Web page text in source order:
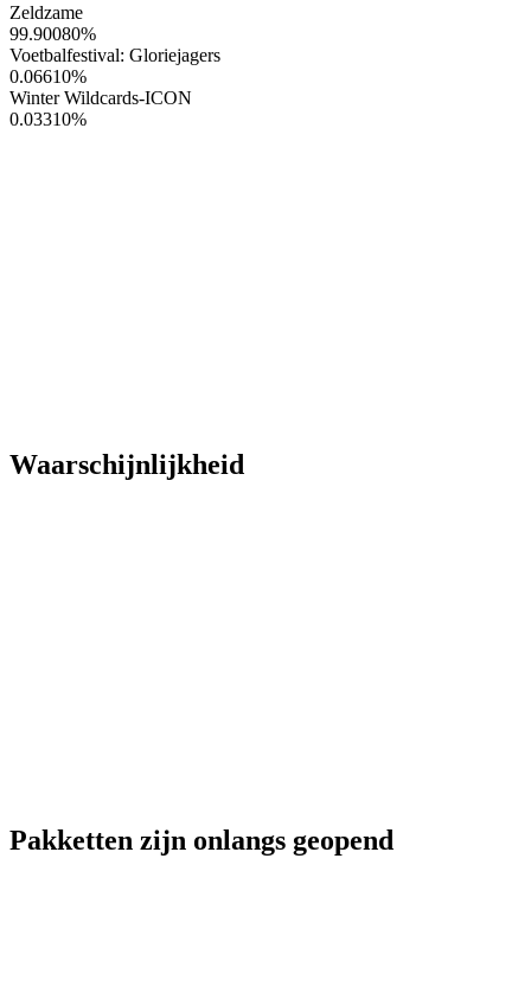
Zeldzame
99.90080%
Voetbalfestival: Gloriejagers
0.06610%
Winter Wildcards-ICON
0.03310%
Waarschijnlijkheid
Pakketten zijn onlangs geopend